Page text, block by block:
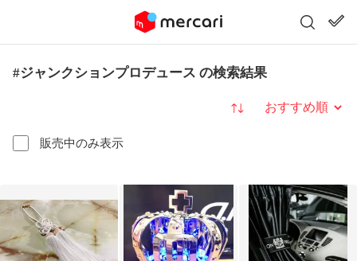
#ジャンクションプロデュース の検索結果
販売中のみ表示
並び替え